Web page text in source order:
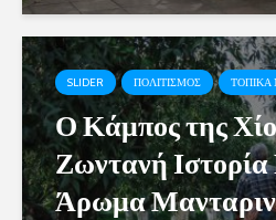
SLIDER ΠΟΛΙΤΙΣΜΟΣ ΤΟΠΙΚΑ
Ο Κάμπος της
Ζωντανή
Άρωμα